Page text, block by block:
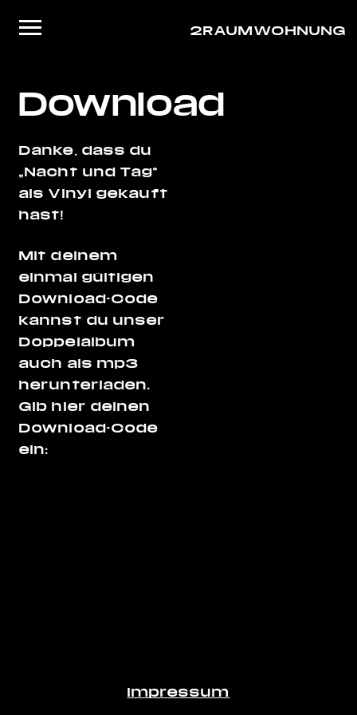
Musik
2RAUMWOHNUNG
Download
Danke, dass du
„Nacht und Tag“
als Vinyl gekauft
hast!
Mit deinem
einmal gültigen
Download-Code
kannst du unser
Doppelalbum
auch als mp3
herunterladen.
Gib hier deinen
Download-Code
ein:
Impressum